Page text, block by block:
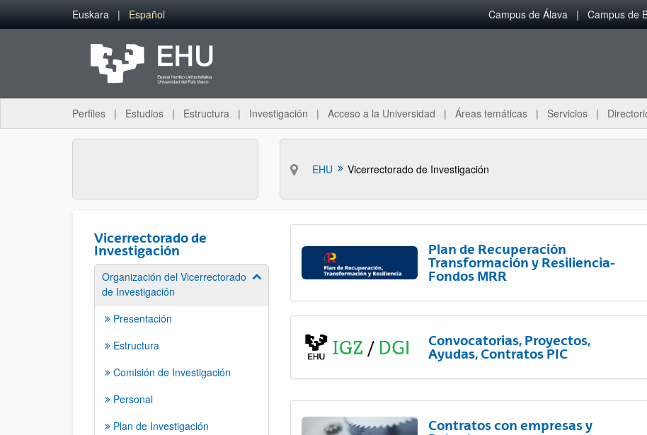
Saltar al contenido principal
Euskara Español Campus de Álava Campus de
Perfiles Estudios Estructura Investigación Acceso a la Universidad Áreas temáticas Servicios
EHU Vicerrectorado de Investigación
Vicerrectorado de
Investigación
Organización del Vicerrectorado
de Investigación
Mostrar/ocultar subpáginas
Presentación
Estructura
Comisión de Investigación
Personal
Plan de Investigación
Plan de Recuperación
Transformación y Resiliencia-
Fondos MRR
Convocatorias, Proyectos,
Ayudas, Contratos PIC
Contratos con empresas y